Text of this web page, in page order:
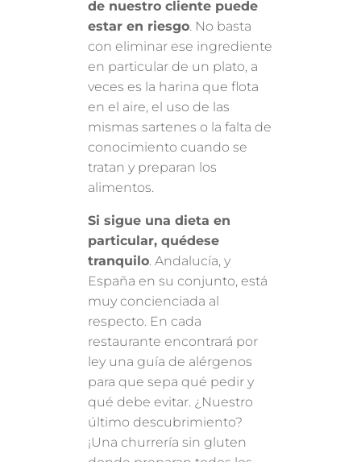
de nuestro cliente puede
estar en riesgo. No basta
con eliminar ese ingrediente
en particular de un plato, a
veces es la harina que flota
en el aire, el uso de las
mismas sartenes o la falta de
conocimiento cuando se
tratan y preparan los
alimentos.
Si sigue una dieta en
particular, quédese
tranquilo. Andalucía, y
España en su conjunto, está
muy concienciada al
respecto. En cada
restaurante encontrará por
ley una guía de alérgenos
para que sepa qué pedir y
qué debe evitar. ¿Nuestro
último descubrimiento?
¡Una churrería sin gluten